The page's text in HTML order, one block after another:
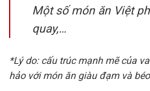
Một số món ăn Việt
quay,…
*Lý do: cấu trúc mạnh mẽ của
hảo với món ăn giàu đạm và